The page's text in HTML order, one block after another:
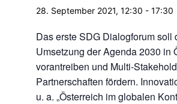
28. September 2021, 12:30 - 17:30
Das erste SDG Dialogforum soll
Umsetzung der Agenda 2030 in
vorantreiben und Multi-
Partnerschaften fördern.
u. a. „Österreich im globalen